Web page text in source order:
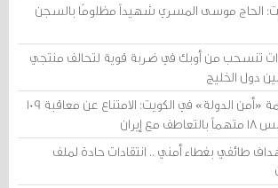
الحاج موسى المسري شهيداً مظلومًا بالسجن
تنسحب من أوبك في ضربة قوية لتحالف منتجي
دول الخليج
محكمة «أمن الدولة» في الكويت: الامتناع عن معاقبة 109
طائفي بغطاء أمني .. انتقادات حادة لملف